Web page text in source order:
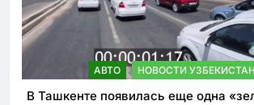
АВТО НОВОСТИ
В Ташкенте появилась еще одна